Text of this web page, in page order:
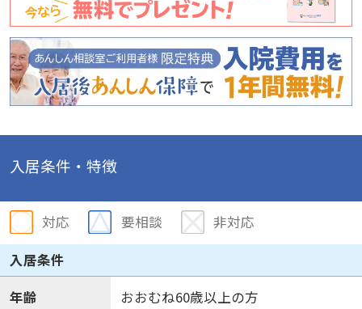
入居条件・特徴
対応 要相談
非対応
入居条件
年齢
おおむね60歳以上の方